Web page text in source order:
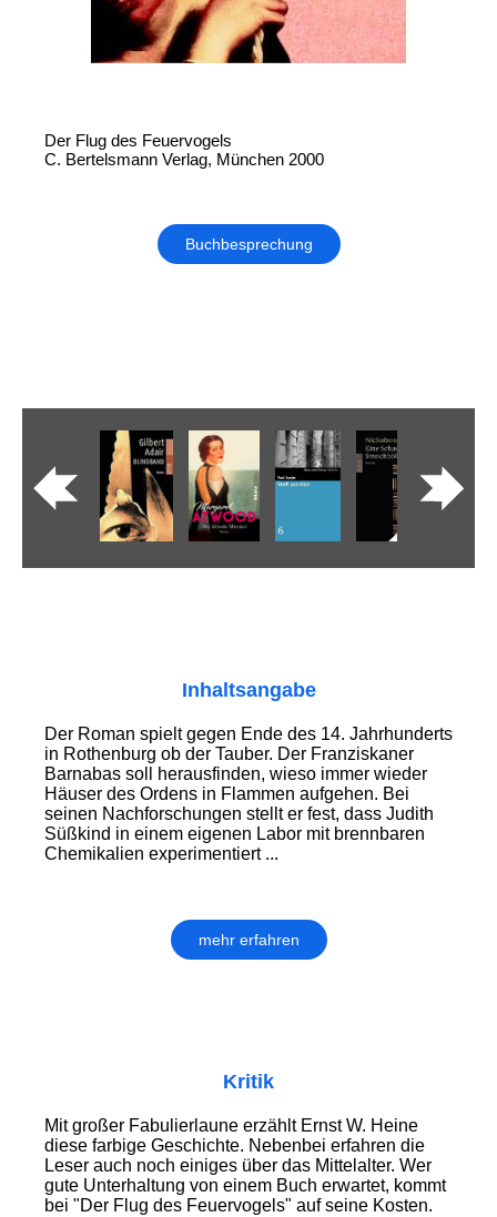
Der Flug des Feuervogels
C. Bertelsmann Verlag, München 2000
Buchbesprechung
Inhaltsangabe
Der Roman spielt gegen Ende des 14. Jahrhunderts
in Rothenburg ob der Tauber. Der Franziskaner
Barnabas soll herausfinden, wieso immer wieder
Häuser des Ordens in Flammen aufgehen. Bei
seinen Nachforschungen stellt er fest, dass Judith
Süßkind in einem eigenen Labor mit brennbaren
Chemikalien experimentiert ...
mehr erfahren
Kritik
Mit großer Fabulierlaune erzählt Ernst W. Heine
diese farbige Geschichte. Nebenbei erfahren die
Leser auch noch einiges über das Mittelalter. Wer
gute Unterhaltung von einem Buch erwartet, kommt
bei "Der Flug des Feuervogels" auf seine Kosten.